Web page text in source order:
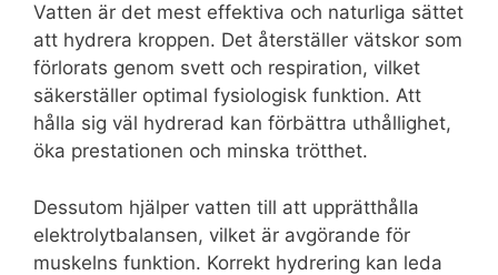
Vatten är det mest effektiva och naturliga sättet
att hydrera kroppen. Det återställer vätskor som
förlorats genom svett och respiration, vilket
säkerställer optimal fysiologisk funktion. Att
hålla sig väl hydrerad kan förbättra uthållighet,
öka prestationen och minska trötthet.
Dessutom hjälper vatten till att upprätthålla
elektrolytbalansen, vilket är avgörande för
muskelns funktion. Korrekt hydrering kan leda